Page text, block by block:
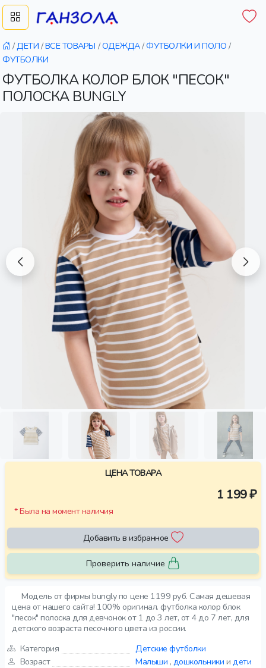
/ДЕТИ /ВСЕ ТОВАРЫ /ОДЕЖДА/ФУТБОЛКИ И ПОЛО /
ФУТБОЛКИ
ФУТБОЛКА КОЛОР БЛОК "ПЕСОК"
ПОЛОСКА BUNGLY
Модель от фирмы bungly по цене 1199 руб. Самая дешевая
цена от нашего сайта! 100% оригинал. футболка колор блок
"песок" полоска для девчонок от 1 до 3 лет, от 4 до 7 лет, для
детского возраста песочного цвета из россии.
Категория
Детские футболки
Возраст
Малыши , дошкольники и дети
ЦЕНА ТОВАРА
1 199 ₽
* Была на момент наличия
Добавить в избранное
Проверить наличие